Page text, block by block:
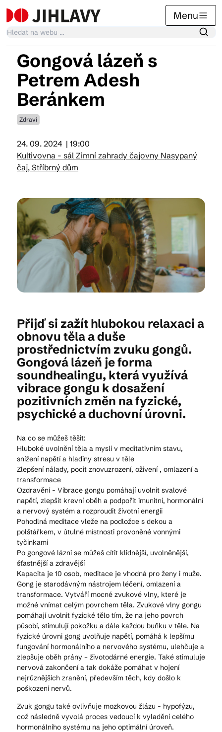
Menu
Kalendář akcí
Tradiční akce
Články
Praktické info
Kam vyrazit
© 2026 Brána Jihlavy
Gongová lázeň s
Petrem Adesh
Beránkem
Zdraví
24. 09. 2024 | 19:00
Kultivovna - sál Zimní zahrady čajovny Nasypaný
čaj, Stříbrný dům
Přijď si zažít hlubokou relaxaci a
obnovu těla a duše
prostřednictvím zvuku gongů.
Gongová lázeň je forma
soundhealingu, která využívá
vibrace gongu k dosažení
pozitivních změn na fyzické,
psychické a duchovní úrovni.
Na co se můžeš těšit:
Hluboké uvolnění těla a mysli v meditativním stavu,
snížení napětí a hladiny stresu v těle
Zlepšení nálady, pocit znovuzrození, oživení , omlazení a
transformace
Ozdravění - Vibrace gongu pomáhají uvolnit svalové
napětí, zlepšit krevní oběh a podpořit imunitní, hormonální
a nervový systém a rozproudit životní energii
Pohodlná meditace vleže na podložce s dekou a
polštářkem, v útulné místnosti provoněné vonnými
tyčinkami
Po gongové lázni se můžeš cítit klidnější, uvolněnější,
šťastnější a zdravější
Kapacita je 10 osob, meditace je vhodná pro ženy i muže.
Gong je starodávným nástrojem léčení, omlazení a
transformace. Vytváří mocné zvukové vlny, které je
možné vnímat celým povrchem těla. Zvukové vlny gongu
pomáhají uvolnit fyzické tělo tím, že na jeho povrch
působí, stimulují pokožku a dále každou buňku v těle. Na
fyzické úrovni gong uvolňuje napětí, pomáhá k lepšímu
fungování hormonálního a nervového systému, ulehčuje a
zlepšuje oběh prány – životodárné energie. Také stimuluje
nervová zakončení a tak dokáže pomáhat v hojení
nejrůznějších zranění, především těch, kdy došlo k
poškození nervů.
Zvuk gongu také ovlivňuje mozkovou žlázu - hypofýzu,
což následně vyvolá proces vedoucí k vyladění celého
hormonálního systému na jeho optimální úroveň.